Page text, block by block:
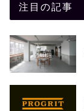
注目の記事